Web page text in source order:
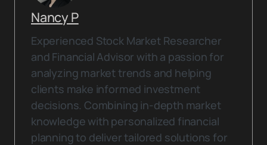
Nancy P
Experienced Stock Market Researcher
and Financial Advisor with a passion for
analyzing market trends and helping
clients make informed investment
decisions. Combining in-depth market
knowledge with personalized financial
planning to deliver tailored solutions for